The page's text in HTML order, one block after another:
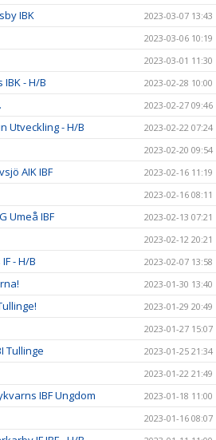
IBK 2023-03-07 13:43
2023-03-06 10:19
2023-03-01 11:30
- H/B 2023-02-28 10:00
2023-02-27 09:46
Utveckling - H/B 2023-02-22 07:24
2023-02-20 09:54
AIK IBF 2023-02-16 11:19
2023-02-16 08:11
Umeå IBF 2023-02-13 07:21
2023-02-12 20:21
- H/B 2023-02-07 13:58
2023-01-30 13:40
2023-01-29 20:49
2023-01-27 15:07
Tullinge 2023-01-25 21:34
2023-01-22 21:49
IBF Ungdom 2023-01-18 11:00
2023-01-16 08:07